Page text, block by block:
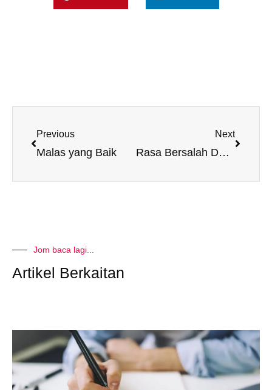
Previous
Malas yang Baik
Next
Rasa Bersalah Dalam Diri
Jom baca lagi...
Artikel Berkaitan